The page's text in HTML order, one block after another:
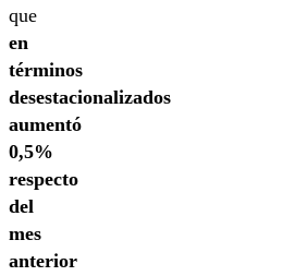
que
en
términos
desestacionalizados
aumentó
0,5%
respecto
del
mes
anterior